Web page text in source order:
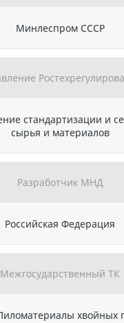
Минлеспром СССР
стандартизации и
сырья и материалов
Разработчик МНД
Российская Федерация
Межгосударственный ТК
хвойных